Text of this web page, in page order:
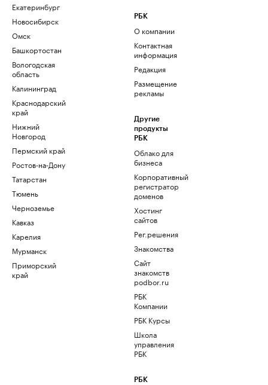
Екатеринбург
Новосибирск
Омск
Башкортостан
Вологодская
область
Калининград
Краснодарский
край
Нижний
Новгород
Пермский край
Ростов-на-Дону
Татарстан
Тюмень
Черноземье
Кавказ
Карелия
Мурманск
Приморский
край
РБК
О компании
Контактная
информация
Редакция
Размещение
рекламы
Другие
продукты
РБК
Облако для
бизнеса
Корпоративный
регистратор
доменов
Хостинг
сайтов
Рег.решения
Знакомства
Сайт
знакомств
podbor.ru
РБК
Компании
РБК Курсы
Школа
управления
РБК
РБК